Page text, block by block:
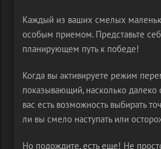
Каждый из ваших смелых
особым приемом. Представьте
планирующем путь к победе!
Когда вы активируете режим
показывающий, насколько далеко
вас есть возможность выбирать
ли вы смело наступать или
Но подождите, есть еще! Не